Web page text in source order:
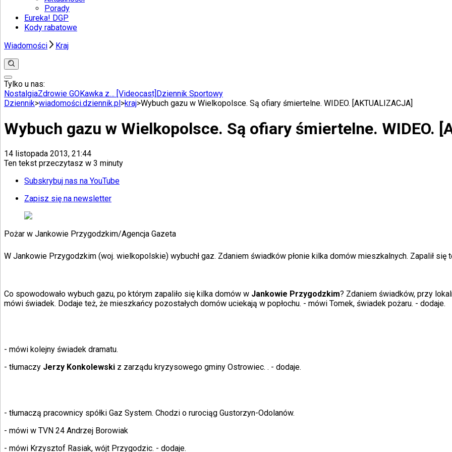
Porady
Eureka! DGP
Kody rabatowe
Wiadomości
Kraj
Anuluj
Wiadomości
Kraj
Polityka
Nauka
Ciekawostki
Gospodarka
Aktualności
Emerytury
Finanse
Praca
Podatki
Finanse
Auto
Auta ekologiczne
Na wakacje
Paliwo
Aktualności
Telewizja
Kobieta
Aktualności
Uroda
Tylko u nas:
NostalgiaZdrowie GOKawka z… [Videocast] Dziennik Sportowy
Dziennik>wiadomości.dziennik.pl >kraj>Wybuch gazu w Wielkopolsce. Są ofiary śmiertelne. WIDEO. [AKTUALIZACJA]
Wybuch gazu w Wielkopolsce. Są ofiary śmiertelne. WIDEO.
14 listopada 2013, 21:44
Ten tekst przeczytasz w 3 minuty
Subskrybuj nas na YouTube
Zapisz się na newsletter
Pożar w Jankowie Przygodzkim/Agencja Gazeta
W Jankowie Przygodzkim (woj. wielkopolskie) wybuchł gaz. Zdaniem świadków płonie kilka domów mieszkalnych. Zapalił się
Co spowodowało wybuch gazu, po którym zapaliło się kilka domów w Jankowie Przygodzkim? Zdaniem świadków, przy
mówi świadek. Dodaje też, że mieszkańcy pozostałych domów uciekają w popłochu. - mówi Tomek, świadek pożaru. - dodaje.
- mówi kolejny świadek dramatu.
- tłumaczy Jerzy Konkolewski z zarządu kryzysowego gminy Ostrowiec. . - dodaje.
- tłumaczą pracownicy spółki Gaz System. Chodzi o rurociąg Gustorzyn-Odolanów.
- mówi w TVN 24 Andrzej Borowiak
- mówi Krzysztof Rasiak, wójt Przygodzic. - dodaje.